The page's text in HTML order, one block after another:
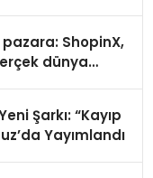
ShopinX,
dünya
Şarkı: “Kayıp
Yayımlandı